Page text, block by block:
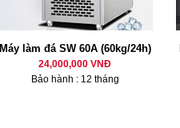
Máy làm đá SW 60A (60kg/24h)
24,000,000 VNĐ
Bảo hành : 12 tháng